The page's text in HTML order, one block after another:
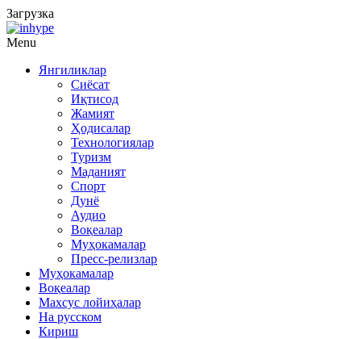
Загрузка
Menu
Янгиликлар
Сиёсат
Иқтисод
Жамият
Ҳодисалар
Технологиялар
Туризм
Маданият
Спорт
Дунё
Аудио
Воқеалар
Муҳокамалар
Пресс-релизлар
Муҳокамалар
Воқеалар
Махсус лойиҳалар
На русском
Кириш